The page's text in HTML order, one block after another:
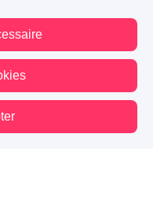
Il y a 8 ans
ahah
Signaler